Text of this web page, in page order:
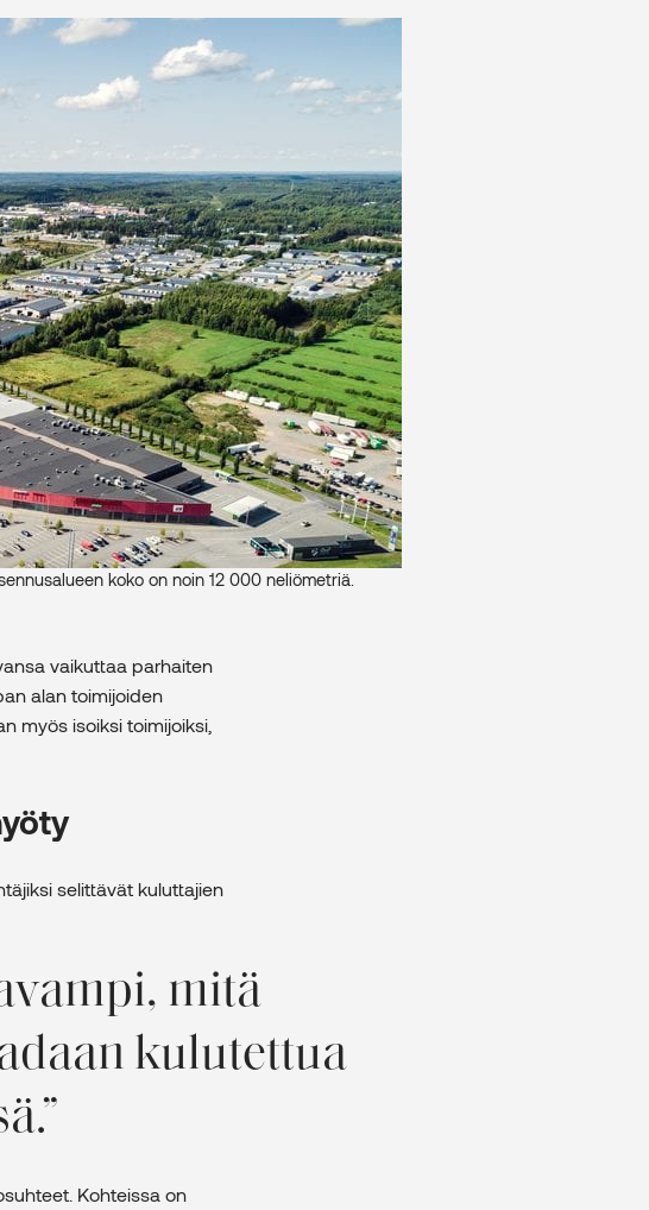
koko on noin 12 000 neliömetriä.
vaikuttaa parhaiten
alan toimijoiden
myös isoiksi toimijoiksi,
selittävät kuluttajien
mitä
kulutettua
Kohteissa on